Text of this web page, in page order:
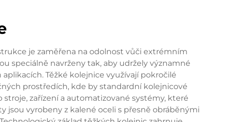
je zaměřena na odolnost vůči extrémním
speciálně navrženy tak, aby udržely významné
Těžké kolejnice využívají pokročilé
prostředích, kde by standardní kolejnicové
zařízení a automatizované systémy, které
jsou vyrobeny z kalené oceli s přesně obráběnými